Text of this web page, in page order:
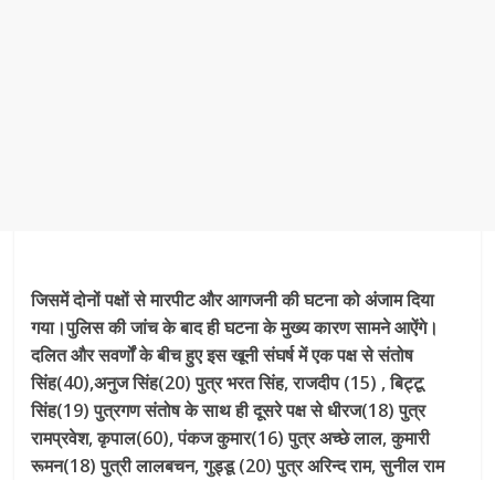
जिसमें दोनों पक्षों से मारपीट और आगजनी की घटना को अंजाम दिया
गया।पुलिस की जांच के बाद ही घटना के मुख्य कारण सामने आऐंगे।
दलित और सवर्णों के बीच हुए इस खूनी संघर्ष में एक पक्ष से संतोष
सिंह(40),अनुज सिंह(20) पुत्र भरत सिंह, राजदीप (15) , बिट्टू
सिंह(19) पुत्रगण संतोष के साथ ही दूसरे पक्ष से धीरज(18) पुत्र
रामप्रवेश, कृपाल(60), पंकज कुमार(16) पुत्र अच्छे लाल, कुमारी
रूमन(18) पुत्री लालबचन, गुड्डू (20) पुत्र अरिन्द राम, सुनील राम